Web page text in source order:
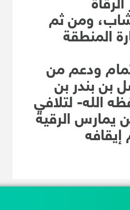
ومن ثم
المنطقة
ودعم من
بن بندر بن
الله- لتلافي
يمارس الرقية